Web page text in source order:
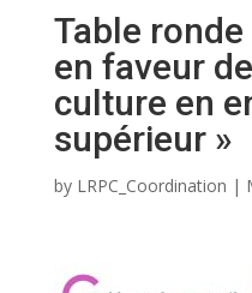
Table ronde
en faveur
culture en
supérieur »
by LRPC_Coordination |